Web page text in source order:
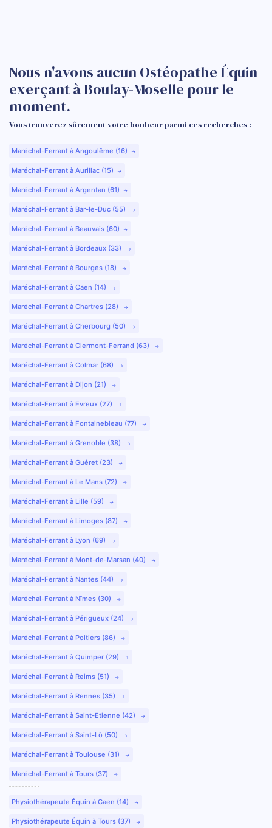
Nous n'avons aucun Ostéopathe Équin
exerçant à Boulay-Moselle pour le
moment.
Vous trouverez sûrement votre bonheur parmi ces recherches :
Maréchal-Ferrant à Angoulême (16)
Maréchal-Ferrant à Aurillac (15)
Maréchal-Ferrant à Argentan (61)
Maréchal-Ferrant à Bar-le-Duc (55)
Maréchal-Ferrant à Beauvais (60)
Maréchal-Ferrant à Bordeaux (33)
Maréchal-Ferrant à Bourges (18)
Maréchal-Ferrant à Caen (14)
Maréchal-Ferrant à Chartres (28)
Maréchal-Ferrant à Cherbourg (50)
Maréchal-Ferrant à Clermont-Ferrand (63)
Maréchal-Ferrant à Colmar (68)
Maréchal-Ferrant à Dijon (21)
Maréchal-Ferrant à Evreux (27)
Maréchal-Ferrant à Fontainebleau (77)
Maréchal-Ferrant à Grenoble (38)
Maréchal-Ferrant à Guéret (23)
Maréchal-Ferrant à Le Mans (72)
Maréchal-Ferrant à Lille (59)
Maréchal-Ferrant à Limoges (87)
Maréchal-Ferrant à Lyon (69)
Maréchal-Ferrant à Mont-de-Marsan (40)
Maréchal-Ferrant à Nantes (44)
Maréchal-Ferrant à Nîmes (30)
Maréchal-Ferrant à Périgueux (24)
Maréchal-Ferrant à Poitiers (86)
Maréchal-Ferrant à Quimper (29)
Maréchal-Ferrant à Reims (51)
Maréchal-Ferrant à Rennes (35)
Maréchal-Ferrant à Saint-Etienne (42)
Maréchal-Ferrant à Saint-Lô (50)
Maréchal-Ferrant à Toulouse (31)
Maréchal-Ferrant à Tours (37)
Physiothérapeute Équin à Caen (14)
Physiothérapeute Équin à Tours (37)